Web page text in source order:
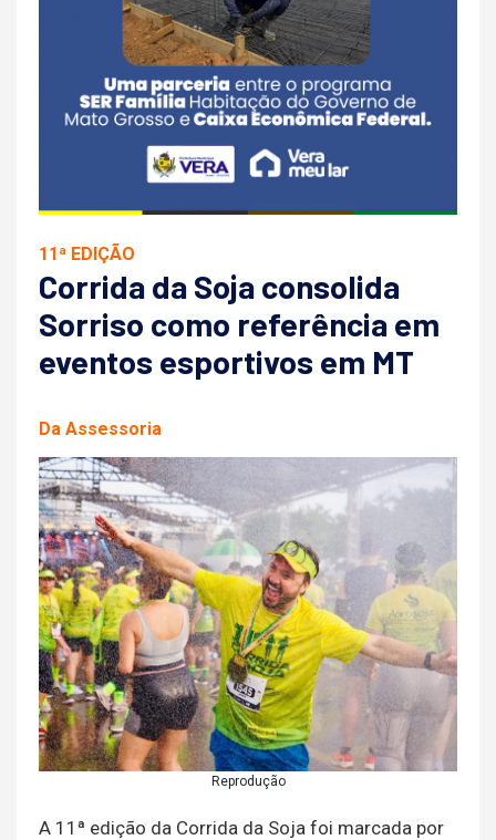
11ª EDIÇÃO
Corrida da Soja consolida
Sorriso como referência em
eventos esportivos em MT
Da Assessoria
Reprodução
A 11ª edição da Corrida da Soja foi marcada por